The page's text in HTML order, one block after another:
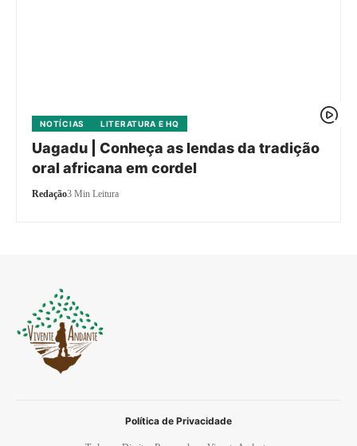
NOTÍCIAS LITERATURA E HQ
Uagadu | Conheça as lendas da tradição
oral africana em cordel
Redação3 Min Leitura
Política de Privacidade